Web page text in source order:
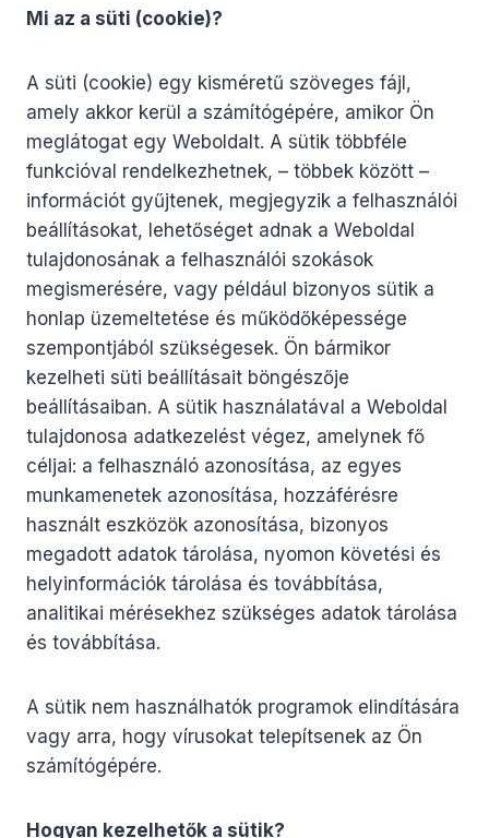
Mi az a süti (cookie)?
A süti (cookie) egy kisméretű szöveges fájl,
amely akkor kerül a számítógépére, amikor Ön
meglátogat egy Weboldalt. A sütik többféle
funkcióval rendelkezhetnek, – többek között –
információt gyűjtenek, megjegyzik a felhasználói
beállításokat, lehetőséget adnak a Weboldal
tulajdonosának a felhasználói szokások
megismerésére, vagy például bizonyos sütik a
honlap üzemeltetése és működőképessége
szempontjából szükségesek. Ön bármikor
kezelheti süti beállításait böngészője
beállításaiban. A sütik használatával a Weboldal
tulajdonosa adatkezelést végez, amelynek fő
céljai: a felhasználó azonosítása, az egyes
munkamenetek azonosítása, hozzáférésre
használt eszközök azonosítása, bizonyos
megadott adatok tárolása, nyomon követési és
helyinformációk tárolása és továbbítása,
analitikai mérésekhez szükséges adatok tárolása
és továbbítása.
A sütik nem használhatók programok elindítására
vagy arra, hogy vírusokat telepítsenek az Ön
számítógépére.
Hogyan kezelhetők a sütik?